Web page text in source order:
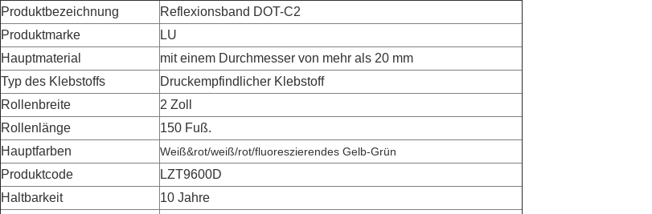
Produktbezeichnung
Reflexionsband DOT-C2
Produktmarke
LU
Hauptmaterial
mit einem Durchmesser von mehr als 20 mm
Typ des Klebstoffs
Druckempfindlicher Klebstoff
Rollenbreite
2 Zoll
Rollenlänge
150 Fuß.
Hauptfarben
Weiß&rot/weiß/rot/fluoreszierendes Gelb-Grün
Produktcode
LZT9600D
Haltbarkeit
10 Jahre